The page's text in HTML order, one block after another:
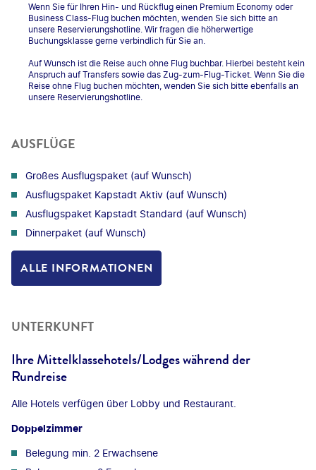
Wenn Sie für Ihren Hin- und Rückflug einen Premium Economy oder
Business Class-Flug buchen möchten, wenden Sie sich bitte an
unsere Reservierungshotline. Wir fragen die höherwertige
Buchungsklasse gerne verbindlich für Sie an.
Auf Wunsch ist die Reise auch ohne Flug buchbar. Hierbei besteht kein
Anspruch auf Transfers sowie das Zug-zum-Flug-Ticket. Wenn Sie die
Reise ohne Flug buchen möchten, wenden Sie sich bitte ebenfalls an
unsere Reservierungshotline.
AUSFLÜGE
Großes Ausflugspaket (auf Wunsch)
Ausflugspaket Kapstadt Aktiv (auf Wunsch)
Ausflugspaket Kapstadt Standard (auf Wunsch)
Dinnerpaket (auf Wunsch)
ALLE INFORMATIONEN
UNTERKUNFT
Ihre Mittelklassehotels/Lodges während der
Rundreise
Alle Hotels verfügen über Lobby und Restaurant.
Doppelzimmer
Belegung min. 2 Erwachsene